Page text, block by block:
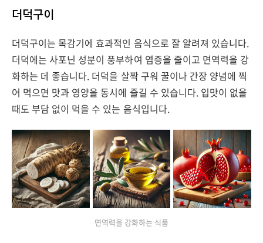
더덕구이
더덕구이는 목감기에 효과적인 음식으로 잘 알려져 있습니다.
더덕에는 사포닌 성분이 풍부하여 염증을 줄이고 면역력을 강
화하는 데 좋습니다. 더덕을 살짝 구워 꿀이나 간장 양념에 찍
어 먹으면 맛과 영양을 동시에 즐길 수 있습니다. 입맛이 없을
때도 부담 없이 먹을 수 있는 음식입니다.
면역력을 강화하는 식품